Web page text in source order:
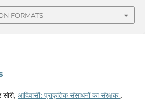
FORMATS
आदिवासी: प्राकृतिक संसाधनों का संरक्षक,